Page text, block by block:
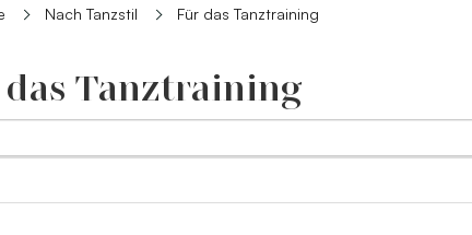
Nach Tanzstil Für das Tanztraining
Tanztraining